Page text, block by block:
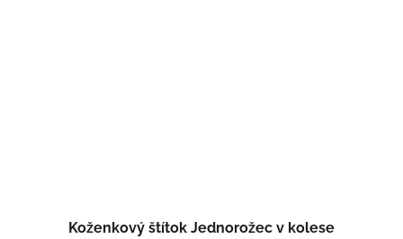
Koženkový štítok Jednorožec v kolese